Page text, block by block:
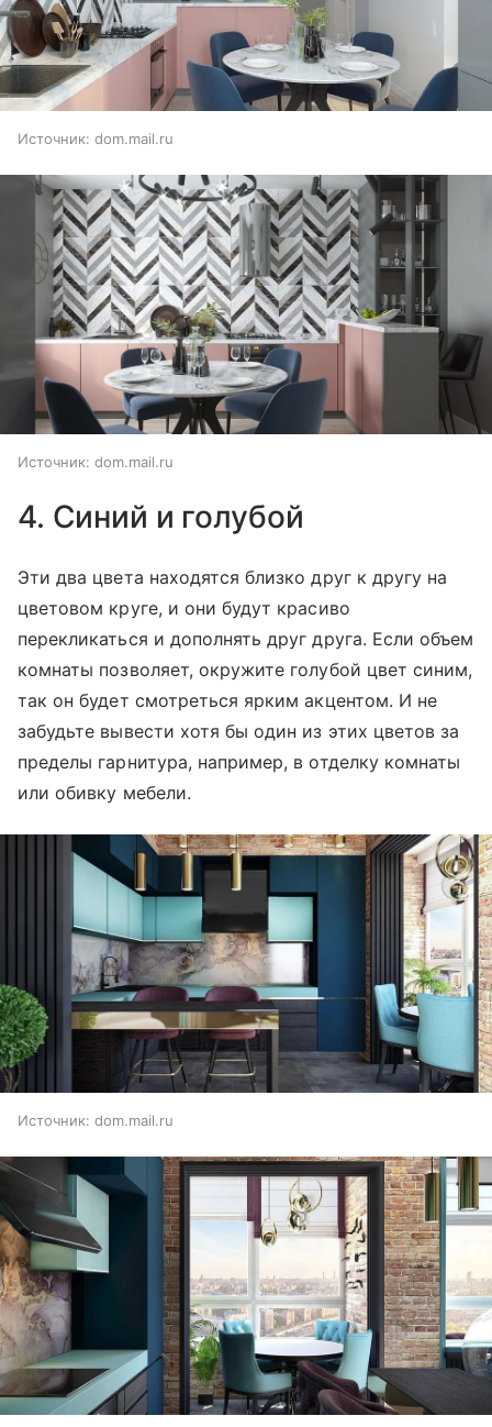
Источник: dom.mail.ru
Источник: dom.mail.ru
4. Синий и голубой
Эти два цвета находятся близко друг к другу на
цветовом круге, и они будут красиво
перекликаться и дополнять друг друга. Если объем
комнаты позволяет, окружите голубой цвет синим,
так он будет смотреться ярким акцентом. И не
забудьте вывести хотя бы один из этих цветов за
пределы гарнитура, например, в отделку комнаты
или обивку мебели.
Источник: dom.mail.ru